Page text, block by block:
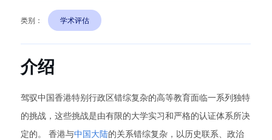
类别： 学术评估
介绍
驾驭中国香港特别行政区错综复杂的高等教育面临一系列独特
的挑战，这些挑战是由有限的大学实习和严格的认证体系所决
定的。 香港与中国大陆的关系错综复杂，以历史联系、政治